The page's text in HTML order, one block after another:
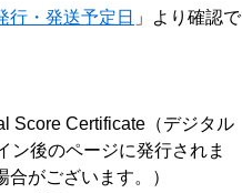
行・発送予定日 」より確認で
Score Certificate（デジタル
ン後のページに発行されま
がございます。）